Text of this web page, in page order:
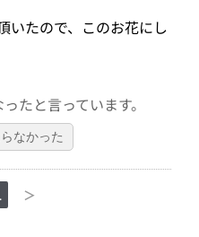
いたので、このお花にし
たと言っています。
なかった
＞